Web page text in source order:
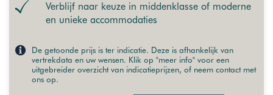
Verblijf naar keuze in middenklasse of moderne
en unieke accommodaties
De getoonde prijs is ter indicatie. Deze is afhankelijk van
vertrekdata en uw wensen. Klik op "meer info" voor een
uitgebreider overzicht van indicatieprijzen, of neem contact met
ons op.